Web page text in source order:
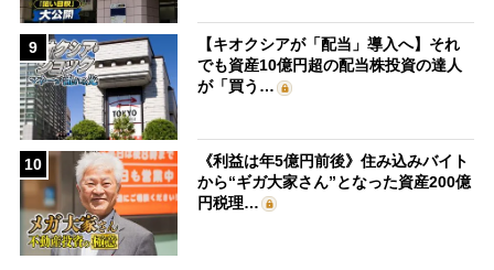
9
【キオクシアが「配当」導入へ】それ
でも資産10億円超の配当株投資の達人
が「買う…
10
《利益は年5億円前後》住み込みバイト
から“ギガ大家さん”となった資産200億
円税理…